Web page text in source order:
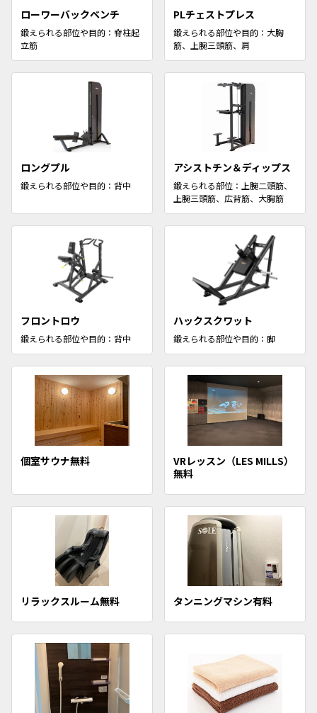
ローワーバックベンチ
鍛えられる部位や目的：脊柱起
立筋
PLチェストプレス
鍛えられる部位や目的：大胸
筋、上腕三頭筋、肩
ロングプル
鍛えられる部位や目的：背中
アシストチン＆ディップス
鍛えられる部位：上腕二頭筋、
上腕三頭筋、広背筋、大胸筋
フロントロウ
鍛えられる部位や目的：背中
ハックスクワット
鍛えられる部位や目的：脚
個室サウナ無料
VRレッスン（LES MILLS）
無料
リラックスルーム無料 タンニングマシン有料